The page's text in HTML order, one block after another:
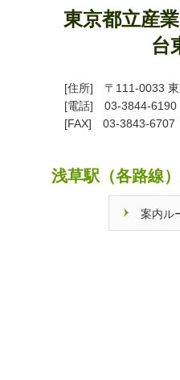
東京都立産
台
[住所] 〒111-0033 東
[電話] 03-3844-6190
[FAX] 03-3843-6707
浅草駅（各路線
案内ル